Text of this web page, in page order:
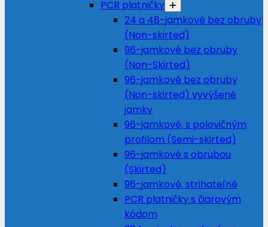
PCR platničky
24 a 48-jamkové bez obruby
(Non-skirted)
96-jamkové bez obruby
(Non-Skirted)
96-jamkové bez obruby
(Non-skirted) vyvýšené
jamky
96-jamkové, s polovičným
profilom (Semi-skirted)
96-jamkové s obrubou
(Skirted)
96-jamkové, strihateľné
PCR platničky s čiarovým
kódom